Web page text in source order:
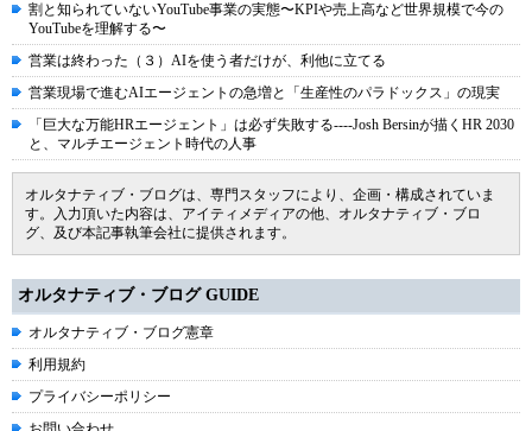
割と知られていないYouTube事業の実態〜KPIや売上高など世界規模で今の
YouTubeを理解する〜
営業は終わった（３）AIを使う者だけが、利他に立てる
営業現場で進むAIエージェントの急増と「生産性のパラドックス」の現実
「巨大な万能HRエージェント」は必ず失敗する----Josh Bersinが描くHR 2030
と、マルチエージェント時代の人事
オルタナティブ・ブログは、専門スタッフにより、企画・構成されていま
す。入力頂いた内容は、アイティメディアの他、オルタナティブ・ブロ
グ、及び本記事執筆会社に提供されます。
オルタナティブ・ブログ GUIDE
オルタナティブ・ブログ憲章
利用規約
プライバシーポリシー